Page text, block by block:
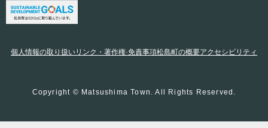
個人情報の取り扱いリンク・著作権·免責事項松島町の概要アクセシビリティ
Copyright © Matsushima Town. All Rights Reserved.